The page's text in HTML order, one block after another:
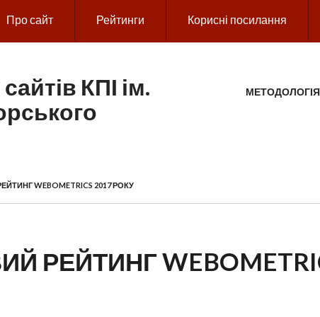
Про сайт Рейтинги Корисні посилання
КПІ ім.
MAIN MENU
МЕТОДОЛОГІЯ
WEBOMETRICS 2017 РОКУ
РЕЙТИНГ